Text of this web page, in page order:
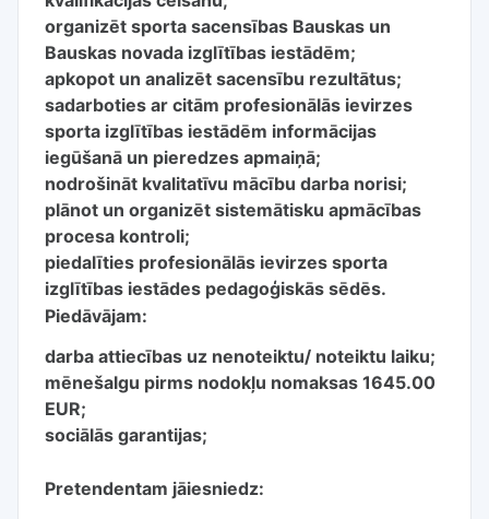
organizēt sporta sacensības Bauskas un
Bauskas novada izglītības iestādēm;
apkopot un analizēt sacensību rezultātus;
sadarboties ar citām profesionālās ievirzes
sporta izglītības iestādēm informācijas
iegūšanā un pieredzes apmaiņā;
nodrošināt kvalitatīvu mācību darba norisi;
plānot un organizēt sistemātisku apmācības
procesa kontroli;
piedalīties profesionālās ievirzes sporta
izglītības iestādes pedagoģiskās sēdēs.
Piedāvājam:
darba attiecības uz nenoteiktu/ noteiktu laiku;
mēnešalgu pirms nodokļu nomaksas 1645.00
EUR;
sociālās garantijas;
Pretendentam jāiesniedz: